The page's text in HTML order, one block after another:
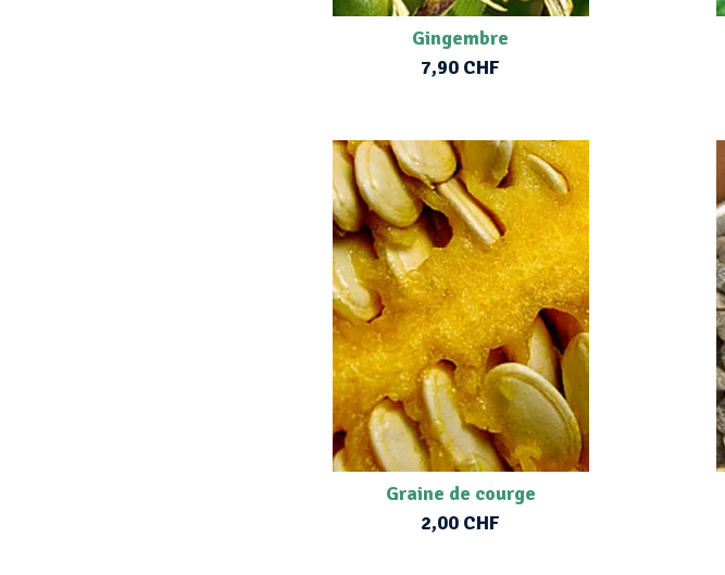
Gingembre
7,90 CHF
Graine de courge
2,00 CHF